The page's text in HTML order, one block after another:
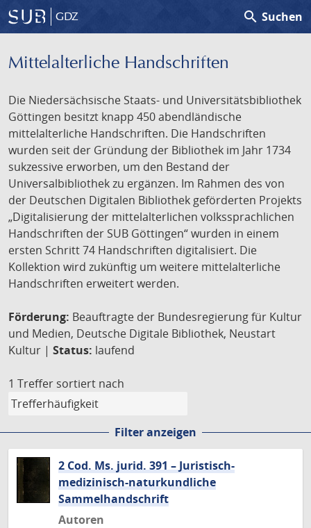
GDZ search Suchen
Mittelalterliche Handschriften
Die Niedersächsische Staats- und Universitätsbibliothek
Göttingen besitzt knapp 450 abendländische
mittelalterliche Handschriften. Die Handschriften
wurden seit der Gründung der Bibliothek im Jahr 1734
sukzessive erworben, um den Bestand der
Universalbibliothek zu ergänzen. Im Rahmen des von
der Deutschen Digitalen Bibliothek geförderten Projekts
„Digitalisierung der mittelalterlichen volkssprachlichen
Handschriften der SUB Göttingen“ wurden in einem
ersten Schritt 74 Handschriften digitalisiert. Die
Kollektion wird zukünftig um weitere mittelalterliche
Handschriften erweitert werden.
Förderung: Beauftragte der Bundesregierung für Kultur
und Medien, Deutsche Digitale Bibliothek, Neustart
Kultur | Status: laufend
1 Treffer sortiert nach
Filter anzeigen
2 Cod. Ms. jurid. 391 – Juristisch-
medizinisch-naturkundliche
Sammelhandschrift
Autoren